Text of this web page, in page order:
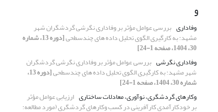
و
وفاداری بررسی عوامل مؤثر بر وفاداری نگرشی گردشگران شهر
مشهد: به کارگیری الگوی تحلیل داده ‏های چندسطحی [دوره 13، شماره
30، 1404، صفحه 1-24]
وفاداری نگرشی بررسی عوامل مؤثر بر وفاداری نگرشی گردشگران
شهر مشهد: به کارگیری الگوی تحلیل داده ‏های چندسطحی [دوره 13،
شماره 30، 1404، صفحه 1-24]
وکارهای گردشگری، نوآوری، معادلات ساختاری ارزیابی عوامل مؤثر
بر خودکارآمدی کارآفرینی در کسب­ وکارهای گردشگری (مورد مطالعه: